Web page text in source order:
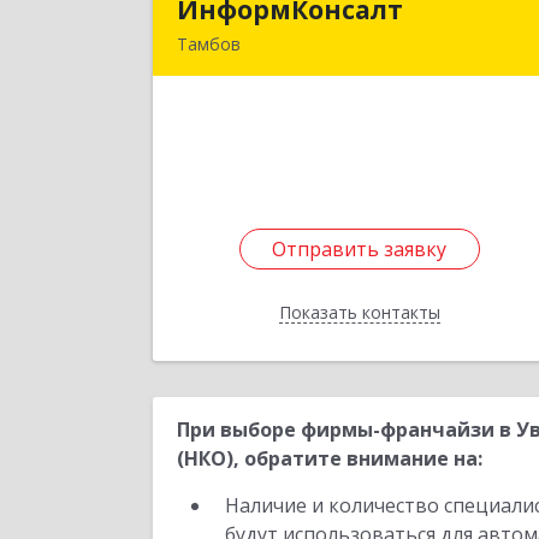
ИнформКонсалт
Тамбов
Отправить заявку
Показать контакты
ИнформКонсалт
Отправить заявку
Назад
При выборе фирмы-франчайзи в
(НКО), обратите внимание на:
Наличие и количество